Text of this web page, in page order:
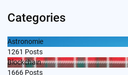
Categories
Astronomie
1261 Posts
Blockchain
1666 Posts